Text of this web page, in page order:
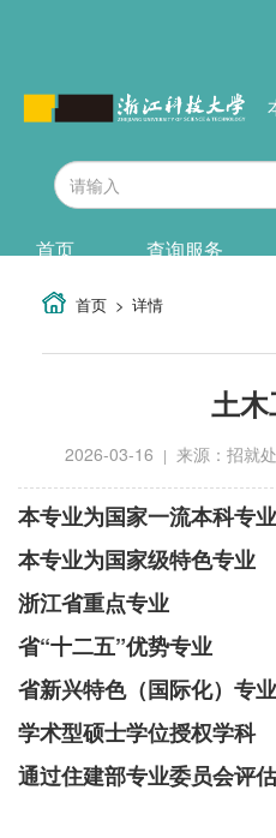
首页 查询服务
首页 详情
土木
2026-03-16 | 来源：招就处
本专业为国家一流本科专
本专业为国家级特色专业
浙江省重点专业
省“十二五”优势专业
省新兴特色（国际化）专业
学术型硕士学位授权学科
通过住建部专业委员会评估